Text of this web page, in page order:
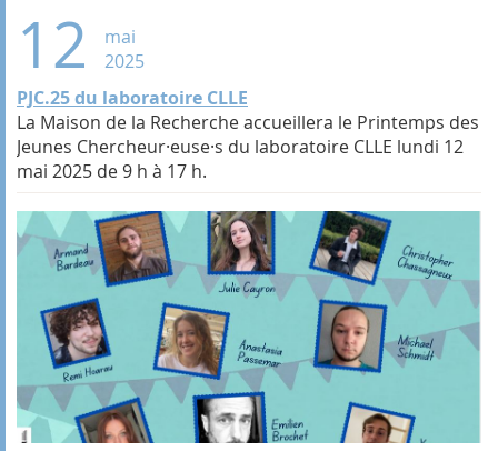
12
mai
2025
PJC.25 du laboratoire CLLE
La Maison de la Recherche accueillera le Printemps des
Jeunes Chercheur·euse·s du laboratoire CLLE lundi 12
mai 2025 de 9 h à 17 h.